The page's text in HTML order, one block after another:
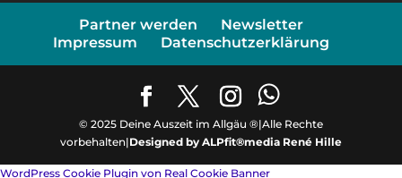
Partner werden
Newsletter
Impressum
Datenschutzerklärung
© 2025 Deine Auszeit im Allgäu ®|Alle Rechte
vorbehalten|Designed by ALPfit®media René Hille
WordPress Cookie Plugin von Real Cookie Banner